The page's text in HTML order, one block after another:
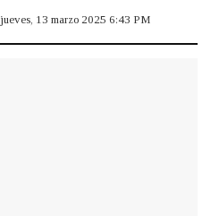
jueves, 13 marzo 2025 6:43 PM